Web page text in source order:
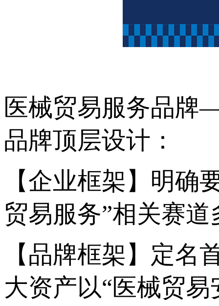
医械贸易服务品牌
品牌顶层设计：
【企业框架】明确
贸易服务”相关赛
【品牌框架】定名
大资产以“医械贸